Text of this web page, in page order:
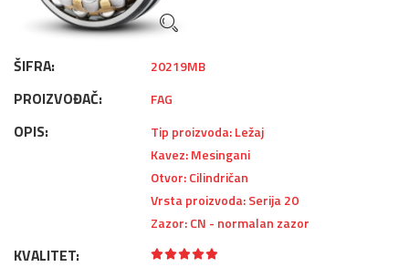
ŠIFRA: 20219MB
PROIZVOĐAČ: FAG
OPIS:
Tip proizvoda: Ležaj
Kavez: Mesingani
Otvor: Cilindričan
Vrsta proizvoda: Serija 20
Zazor: CN - normalan zazor
KVALITET: